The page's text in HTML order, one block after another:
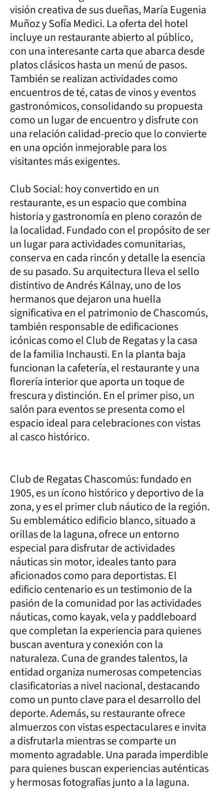
visión creativa de sus dueñas, María Eugenia
Muñoz y Sofía Medici. La oferta del hotel
incluye un restaurante abierto al público,
con una interesante carta que abarca desde
platos clásicos hasta un menú de pasos.
También se realizan actividades como
encuentros de té, catas de vinos y eventos
gastronómicos, consolidando su propuesta
como un lugar de encuentro y disfrute con
una relación calidad-precio que lo convierte
en una opción inmejorable para los
visitantes más exigentes.
Club Social: hoy convertido en un
restaurante, es un espacio que combina
historia y gastronomía en pleno corazón de
la localidad. Fundado con el propósito de ser
un lugar para actividades comunitarias,
conserva en cada rincón y detalle la esencia
de su pasado. Su arquitectura lleva el sello
distintivo de Andrés Kálnay, uno de los
hermanos que dejaron una huella
significativa en el patrimonio de Chascomús,
también responsable de edificaciones
icónicas como el Club de Regatas y la casa
de la familia Inchausti. En la planta baja
funcionan la cafetería, el restaurante y una
florería interior que aporta un toque de
frescura y distinción. En el primer piso, un
salón para eventos se presenta como el
espacio ideal para celebraciones con vistas
al casco histórico.
Club de Regatas Chascomús: fundado en
1905, es un ícono histórico y deportivo de la
zona, y es el primer club náutico de la región.
Su emblemático edificio blanco, situado a
orillas de la laguna, ofrece un entorno
especial para disfrutar de actividades
náuticas sin motor, ideales tanto para
aficionados como para deportistas. El
edificio centenario es un testimonio de la
pasión de la comunidad por las actividades
náuticas, como kayak, vela y paddleboard
que completan la experiencia para quienes
buscan aventura y conexión con la
naturaleza. Cuna de grandes talentos, la
entidad organiza numerosas competencias
clasificatorias a nivel nacional, destacando
como un punto clave para el desarrollo del
deporte. Además, su restaurante ofrece
almuerzos con vistas espectaculares e invita
a disfrutarla mientras se comparte un
momento agradable. Una parada imperdible
para quienes buscan experiencias auténticas
y hermosas fotografías junto a la laguna.